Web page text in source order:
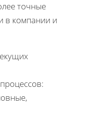
точные
в компании и